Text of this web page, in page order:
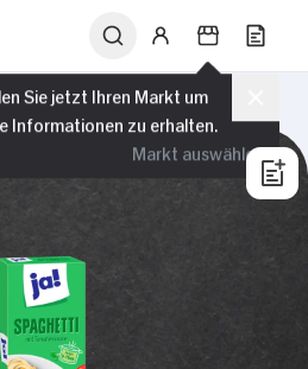
Sie jetzt Ihren Markt um
Informationen zu erhalten.
Markt auswählen